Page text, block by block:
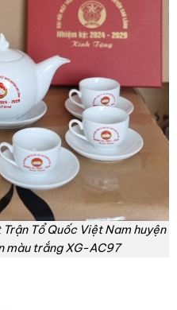
Tổ Quốc Việt Nam huyện
màu trắng XG-AC97